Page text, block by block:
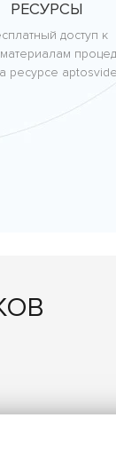
РЕСУРСЫ
доступ к
ресурсе